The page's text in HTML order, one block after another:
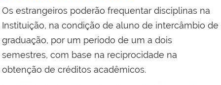
Os estrangeiros poderão frequentar disciplinas na
Instituição, na condição de aluno de intercâmbio de
graduação, por um período de um a dois
semestres, com base na reciprocidade na
obtenção de créditos acadêmicos.